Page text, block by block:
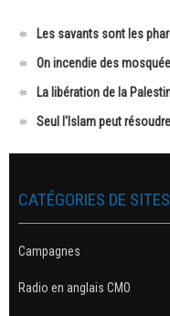
Les savants sont les
On incendie des
La libération de la
Seul l'Islam peut
CATÉGORIES DE SITES
Campagnes
Radio en anglais CMO